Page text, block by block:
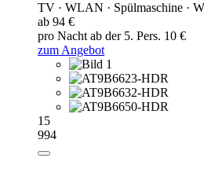
TV · WLAN · Spülmaschine ·
ab 94 €
pro Nachtab der 5. Pers. 10 €
zum Angebot
15
994